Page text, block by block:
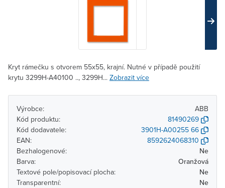
Kryt rámečku s otvorem 55x55, krajní. Nutné v případě použití
krytu 3299H-A40100 .., 3299H... Zobrazit více
Výrobce:
ABB
Kód produktu:
81490269
Kód dodavatele:
3901H-A00255 66
EAN:
8592624068310
Bezhalogenové:
Ne
Barva:
Oranžová
Textové pole/popisovací plocha:
Ne
Transparentní:
Ne